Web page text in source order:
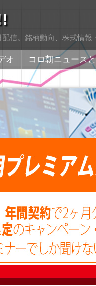
信。銘柄動向、株式情
オ
コロ朝ニュース